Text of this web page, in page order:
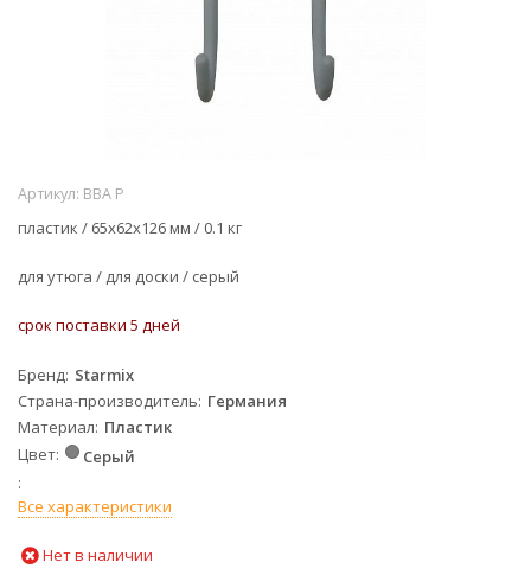
Артикул: BBA P
пластик / 65х62х126 мм / 0.1 кг
для утюга / для доски / серый
срок поставки 5 дней
Бренд Starmix
Страна-производитель Германия
Материал Пластик
Цвет
Серый
Все характеристики
Нет в наличии